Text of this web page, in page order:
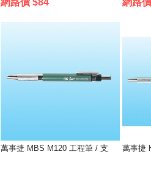
網路價 $84 網路
萬事捷 MBS M120 工程筆 / 支 萬事捷